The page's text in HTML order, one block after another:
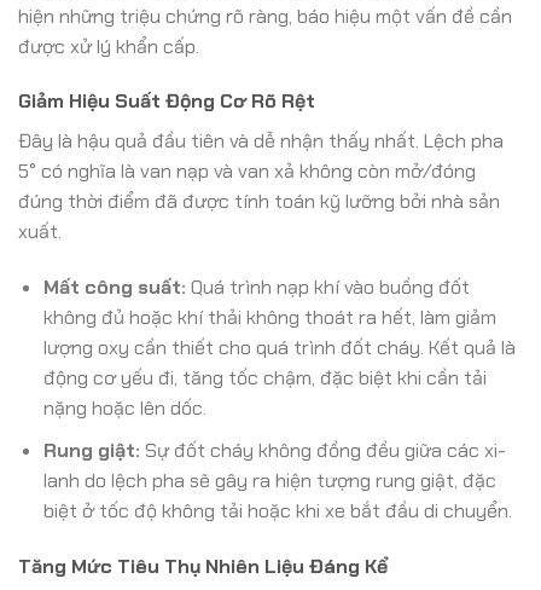
hiện những triệu chứng rõ ràng, báo hiệu một vấn đề cần
được xử lý khẩn cấp.
Giảm Hiệu Suất Động Cơ Rõ Rệt
Đây là hậu quả đầu tiên và dễ nhận thấy nhất. Lệch pha
5° có nghĩa là van nạp và van xả không còn mở/đóng
đúng thời điểm đã được tính toán kỹ lưỡng bởi nhà sản
xuất.
Mất công suất: Quá trình nạp khí vào buồng đốt
không đủ hoặc khí thải không thoát ra hết, làm giảm
lượng oxy cần thiết cho quá trình đốt cháy. Kết quả là
động cơ yếu đi, tăng tốc chậm, đặc biệt khi cần tải
nặng hoặc lên dốc.
Rung giật: Sự đốt cháy không đồng đều giữa các xi-
lanh do lệch pha sẽ gây ra hiện tượng rung giật, đặc
biệt ở tốc độ không tải hoặc khi xe bắt đầu di chuyển.
Tăng Mức Tiêu Thụ Nhiên Liệu Đáng Kể